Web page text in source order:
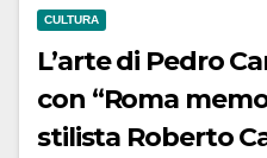
CULTURA
L’arte di Pedro
con “Roma
stilista Roberto